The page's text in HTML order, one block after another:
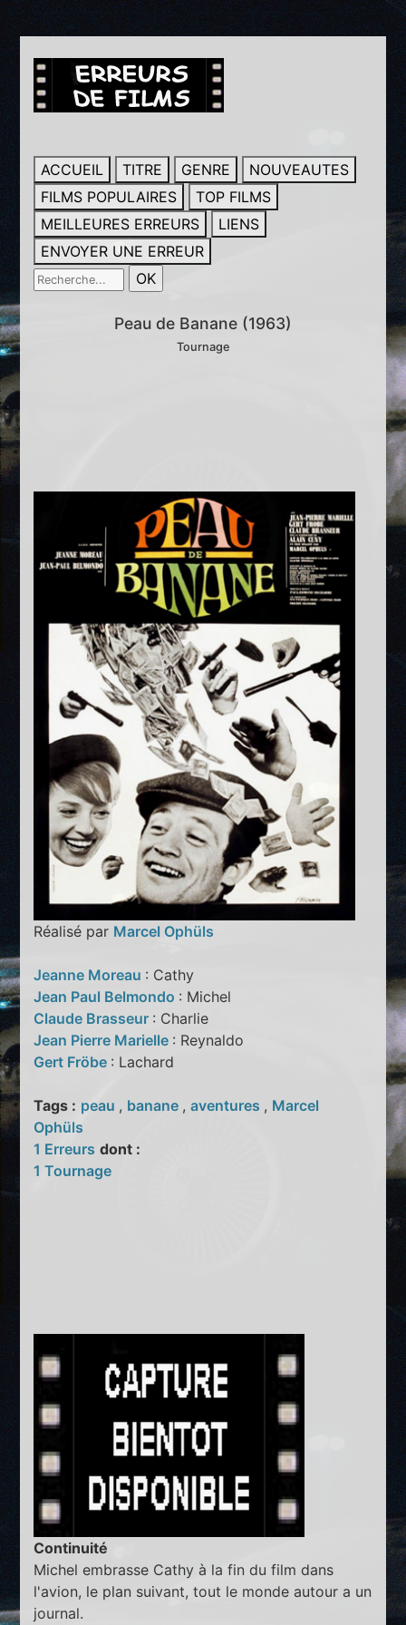
ACCUEIL TITRE GENRE
NOUVEAUTES
FILMS POPULAIRES
TOP FILMS
MEILLEURES ERREURS
LIENS
ENVOYER UNE ERREUR
Peau de Banane (1963)
Tournage
Réalisé par Marcel Ophüls
Jeanne Moreau : Cathy
Jean Paul Belmondo : Michel
Claude Brasseur : Charlie
Jean Pierre Marielle : Reynaldo
Gert Fröbe : Lachard
Tags : peau , banane ,aventures , Marcel
Ophüls
1 Erreurs dont :
1 Tournage
Continuité
Michel embrasse Cathy à la fin du film dans
l'avion, le plan suivant, tout le monde autour a un
journal.